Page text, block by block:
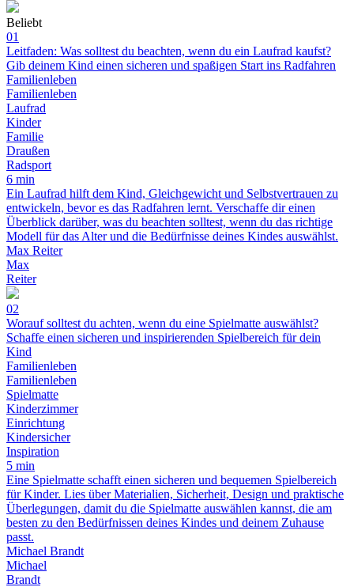
Beliebt
01
Leitfaden: Was solltest du beachten, wenn du ein Laufrad kaufst?
Gib deinem Kind einen sicheren und spaßigen Start ins Radfahren
Familienleben
Familienleben
Laufrad
Kinder
Familie
Draußen
Radsport
6 min
Ein Laufrad hilft dem Kind, Gleichgewicht und Selbstvertrauen zu
entwickeln, bevor es das Radfahren lernt. Verschaffe dir einen
Überblick darüber, was du beachten solltest, wenn du das richtige
Modell für das Alter und die Bedürfnisse deines Kindes auswählst.
Max Reiter
Max
Reiter
02
Worauf solltest du achten, wenn du eine Spielmatte auswählst?
Schaffe einen sicheren und inspirierenden Spielbereich für dein
Kind
Familienleben
Familienleben
Spielmatte
Kinderzimmer
Einrichtung
Kindersicher
Inspiration
5 min
Eine Spielmatte schafft einen sicheren und bequemen Spielbereich
für Kinder. Lies über Materialien, Sicherheit, Design und praktische
Überlegungen, damit du die Spielmatte auswählen kannst, die am
besten zu den Bedürfnissen deines Kindes und deinem Zuhause
passt.
Michael Brandt
Michael
Brandt